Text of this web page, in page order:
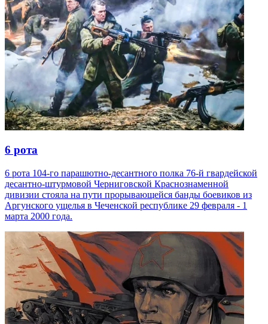
6 рота
6 рота 104-го парашютно-десантного полка 76-й гвардейской
десантно-штурмовой Черниговской Краснознаменной
дивизии стояла на пути прорывающейся банды боевиков из
Аргунского ущелья в Чеченской республике 29 февраля - 1
марта 2000 года.